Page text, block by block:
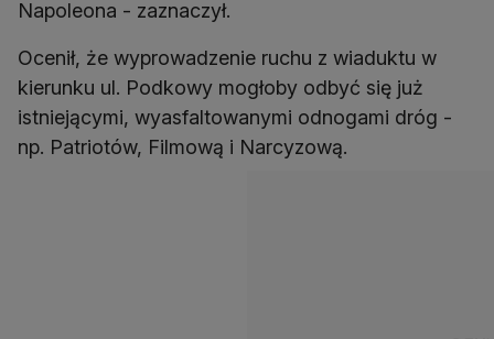
Napoleona - zaznaczył.
Ocenił, że wyprowadzenie ruchu z wiaduktu w
kierunku ul. Podkowy mogłoby odbyć się już
istniejącymi, wyasfaltowanymi odnogami dróg -
np. Patriotów, Filmową i Narcyzową.